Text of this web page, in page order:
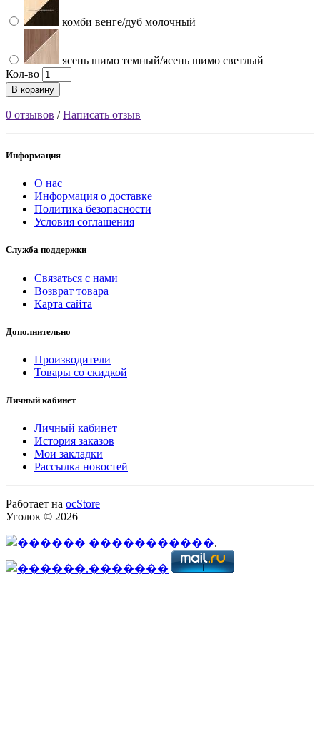
комби венге/дуб молочный
ясень шимо темный/ясень шимо светлый
Кол-во
В корзину
0 отзывов /Написать отзыв
Информация
О нас
Информация о доставке
Политика безопасности
Условия соглашения
Служба поддержки
Связаться с нами
Возврат товара
Карта сайта
Дополнительно
Производители
Товары со скидкой
Личный кабинет
Личный кабинет
История заказов
Мои закладки
Рассылка новостей
Работает на ocStore
Уголок © 2026
.